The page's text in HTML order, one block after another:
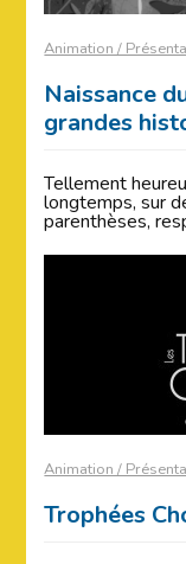
Animation /
Naissance
grandes
Tellement
longtemps, sur
parenthèses,
Animation /
Trophées